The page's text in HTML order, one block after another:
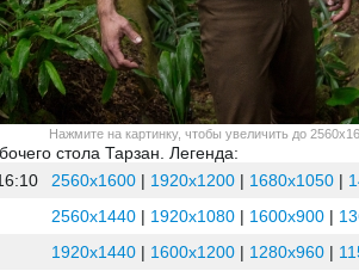
Нажмите на картинку, чтобы увеличить до
стола Тарзан. Легенда:
2560x1600 | 1920x1200 | 1680x1050 |
2560x1440 | 1920x1080 | 1600x900 |
1920x1440 | 1600x1200 | 1280x960 |